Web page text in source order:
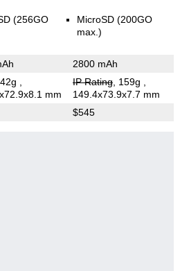
(256GO
MicroSD (200GO
max.)
2800 mAh
mm
IP Rating, 159g
149.4x73.9x7.7 mm
$545